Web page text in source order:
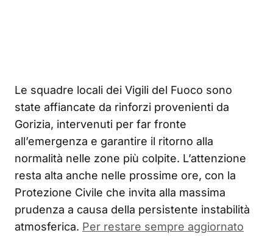
Le squadre locali dei Vigili del Fuoco sono
state affiancate da rinforzi provenienti da
Gorizia, intervenuti per far fronte
all’emergenza e garantire il ritorno alla
normalità nelle zone più colpite. L’attenzione
resta alta anche nelle prossime ore, con la
Protezione Civile che invita alla massima
prudenza a causa della persistente instabilità
atmosferica. Per restare sempre aggiornato